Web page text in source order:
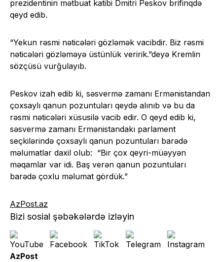
prezidentinin mətbuat katibi Dmitri Peskov brifinqdə
qeyd edib.
“Yekun rəsmi nəticələri gözləmək vacibdir. Biz rəsmi
nəticələri gözləməyə üstünlük veririk.”deyə Kremlin
sözçüsü vurğulayıb.
Peskov izah edib ki, səsvermə zamanı Ermənistandan
çoxsaylı qanun pozuntuları qeydə alınıb və bu da
rəsmi nəticələri xüsusilə vacib edir. O qeyd edib ki,
səsvermə zamanı Ermənistandakı parlament
seçkilərində çoxsaylı qanun pozuntuları barədə
məlumatlar daxil olub: “Bir çox qeyri-müəyyən
məqamlar var idi. Baş verən qanun pozuntuları
barədə çoxlu məlumat gördük.”
AzPost.az
Bizi sosial şəbəkələrdə izləyin
AzPost